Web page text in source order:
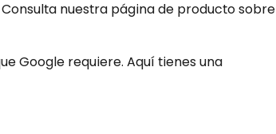
nuestra página de producto sobre
Google requiere. Aquí tienes una